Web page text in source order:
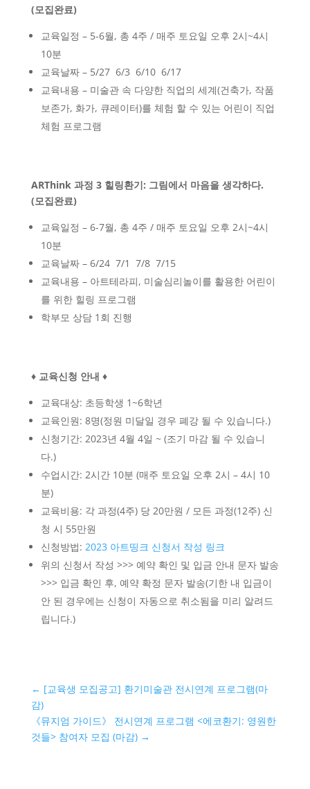
(모집완료)
교육일정 – 5-6월, 총 4주 / 매주 토요일 오후 2시~4시
10분
교육날짜 – 5/27 6/3 6/10 6/17
교육내용 – 미술관 속 다양한 직업의 세계(건축가, 작품
보존가, 화가, 큐레이터)를 체험 할 수 있는 어린이 직업
체험 프로그램
ARThink 과정 3 힐링환기: 그림에서 마음을 생각하다.
(모집완료)
교육일정 – 6-7월, 총 4주 / 매주 토요일 오후 2시~4시
10분
교육날짜 – 6/24 7/1 7/8 7/15
교육내용 – 아트테라피, 미술심리놀이를 활용한 어린이
를 위한 힐링 프로그램
학부모 상담 1회 진행
♦ 교육신청 안내 ♦
교육대상: 초등학생 1~6학년
교육인원: 8명(정원 미달일 경우 폐강 될 수 있습니다.)
신청기간: 2023년 4월 4일 ~ (조기 마감 될 수 있습니
다.)
수업시간: 2시간 10분 (매주 토요일 오후 2시 – 4시 10
분)
교육비용: 각 과정(4주) 당 20만원 / 모든 과정(12주) 신
청 시 55만원
신청방법: 2023 아트띵크 신청서 작성 링크
위의 신청서 작성 >>> 예약 확인 및 입금 안내 문자 발송
>>> 입금 확인 후, 예약 확정 문자 발송(기한 내 입금이
안 된 경우에는 신청이 자동으로 취소됨을 미리 알려드
립니다.)
← [교육생 모집공고] 환기미술관 전시연계 프로그램(마
감)
《뮤지엄 가이드》 전시연계 프로그램 <에코환기: 영원한
것들> 참여자 모집 (마감)→